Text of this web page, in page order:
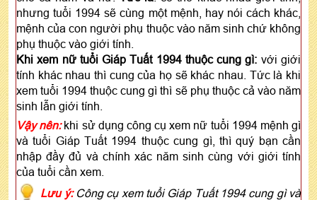
nhưng tuổi 1994 sẽ cùng một mệnh, hay nói cách khác,
mệnh của con người phụ thuộc vào năm sinh chứ không
phụ thuộc vào giới tính.
Khi xem nữ tuổi Giáp Tuất 1994 thuộc cung gì: với giới
tính khác nhau thì cung của họ sẽ khác nhau. Tức là khi
xem tuổi 1994 thuộc cung gì thì sẽ phụ thuộc cả vào năm
sinh lẫn giới tính.
Vậy nên:khi sử dụng công cụ xem nữ tuổi 1994 mệnh gì
và tuổi Giáp Tuất 1994 thuộc cung gì, thì quý bạn cần
nhập đầy đủ và chính xác năm sinh cùng với giới tính
của tuổi cần xem.
Lưu ý:Công cụ xem tuổi Giáp Tuất 1994 cung gì và